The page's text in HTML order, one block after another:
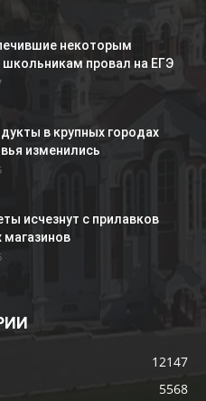
некоторым
школьникам провал на ЕГЭ
в крупных городах
изменились
исчезнут с прилавков
12147
5568